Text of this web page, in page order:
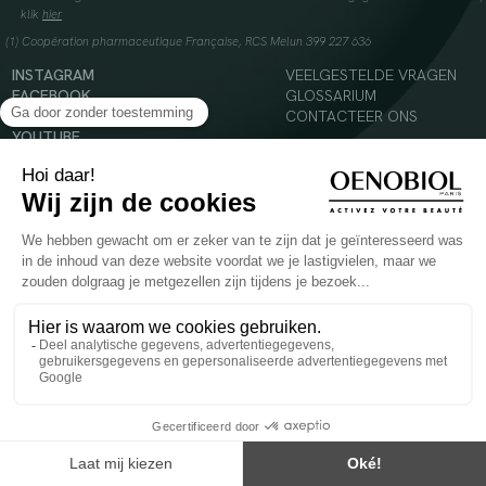
klik hier
(1) Coopération pharmaceutique Française, RCS Melun 399 227 636
INSTAGRAM
FACEBOOK
TIKTOK
YOUTUBE
VEELGESTELDE VRAGEN
GLOSSARIUM
CONTACTEER ONS
Voedingssupplement dat moet worden geconsumeerd als onderdeel van een gevarieerde,
evenwichtige voeding en een gezonde levensstijl. Aanbevolen dagelijkse dosis niet
overschrijden. Enkel voor volwassenen, buiten het bereik van kinderen houden.